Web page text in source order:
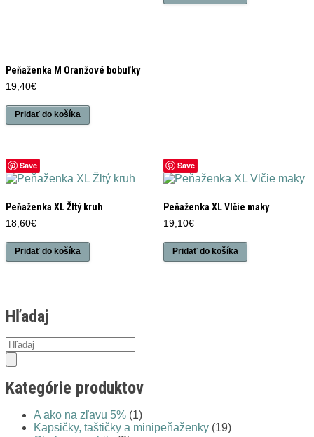
Peňaženka M Oranžové bobuľky
19,40€
Pridať do košíka
Save
Peňaženka XL Žltý kruh
18,60€
Pridať do košíka
Save
Peňaženka XL Vlčie maky
19,10€
Pridať do košíka
Hľadaj
Products
search
Kategórie produktov
A ako na zľavu 5% (1)
Kapsičky, taštičky a minipeňaženky (19)